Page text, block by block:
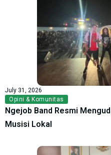
July 31, 2026
Opini & Komunitas
Ngejob Band Resmi
Musisi Lokal